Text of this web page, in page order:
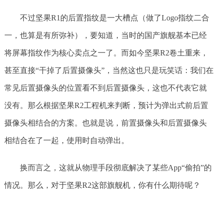
不过坚果R1的后置指纹是一大槽点（做了Logo指纹二合
一，也算是有所弥补），要知道，当时的国产旗舰基本已经
将屏幕指纹作为核心卖点之一了。而如今坚果R2卷土重来，
甚至直接“干掉了后置摄像头”，当然这也只是玩笑话：我们在
常见后置摄像头的位置看不到后置摄像头，这也不代表它就
没有。那么根据坚果R2工程机来判断，预计为弹出式前后置
摄像头相结合的方案。也就是说，前置摄像头和后置摄像头
相结合在了一起，使用时自动弹出。
换而言之，这就从物理手段彻底解决了某些App“偷拍”的
情况。那么，对于坚果R2这部旗舰机，你有什么期待呢？